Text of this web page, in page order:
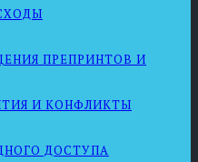
ПРЕПРИНТОВ И
И КОНФЛИКТЫ
ДОСТУПА